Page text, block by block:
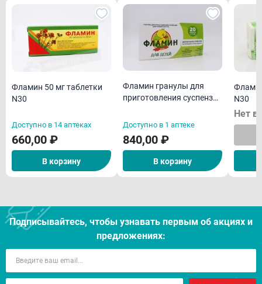
Фламин 50 мг таблетки
N30
Доступно в 14 аптеках
660,00 ₽
В корзину
Фламин гранулы для
приготовления суспензия
N20
Доступно в 1 аптеке
840,00 ₽
В корзину
N30
Нет в
Подписывайтесь, чтобы узнавать первым об акцияx и
предложениях: